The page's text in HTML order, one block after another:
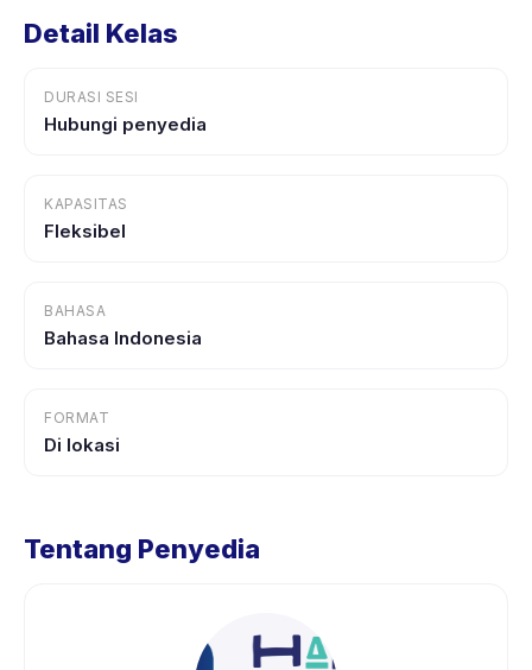
Detail Kelas
DURASI SESI
Hubungi penyedia
KAPASITAS
Fleksibel
BAHASA
Bahasa Indonesia
FORMAT
Di lokasi
Tentang Penyedia